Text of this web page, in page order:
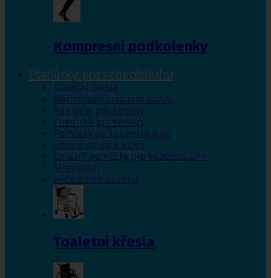
Kompresní podkolenky
Pomůcky pro sebeobsluhu
Toaletní křesla
Mechanické invalidní vozíky
Pomůcky pro seniory
Chodítka pro seniory
Pomůcky do koupelny a wc
Jídelní stolky k lůžku
Ostatní pomůcky pro sebeobsluhu
Stravování
Péče o nemocného
Toaletní křesla